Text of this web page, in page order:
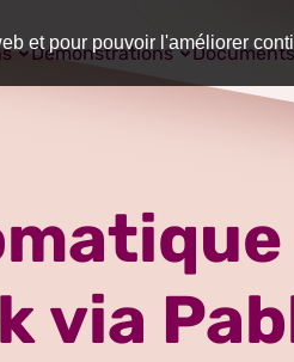
et pour pouvoir l'améliorer
Démonstrations Documents
via